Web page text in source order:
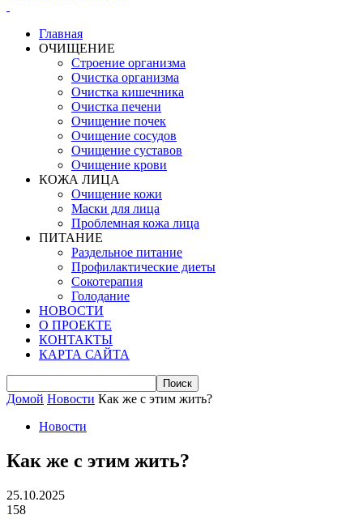
Главная
ОЧИЩЕНИЕ
Строение организма
Очистка организма
Очистка кишечника
Очистка печени
Очищение почек
Очищение сосудов
Очищение суставов
Очищение крови
КОЖА ЛИЦА
Очищение кожи
Маски для лица
Проблемная кожа лица
ПИТАНИЕ
Раздельное питание
Профилактические диеты
Сокотерапия
Голодание
НОВОСТИ
О ПРОЕКТЕ
КОНТАКТЫ
КАРТА САЙТА
Домой Новости Как же с этим жить?
Новости
Как же с этим жить?
25.10.2025
158